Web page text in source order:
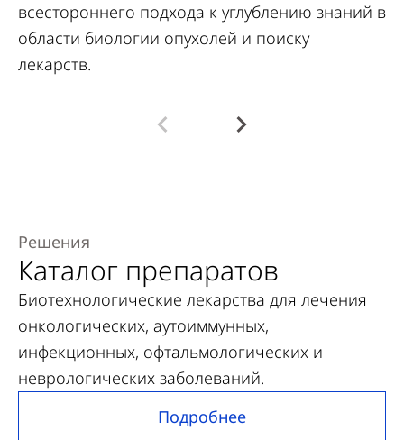
всестороннего подхода к углублению знаний в
области биологии опухолей и поиску
лекарств.
Решения
Каталог препаратов
Биотехнологические лекарства для лечения
онкологических, аутоиммунных,
инфекционных, офтальмологических и
неврологических заболеваний.
Подробнее